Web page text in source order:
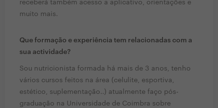
receberá também acesso a aplicativo, orientações e
muito mais.
Que formação e experiência tem relacionadas com a
sua actividade?
Sou nutricionista formada há mais de 3 anos, tenho
vários cursos feitos na área (celulite, esportiva,
estético, suplementação..) atualmente faço pós-
graduação na Universidade de Coimbra sobre